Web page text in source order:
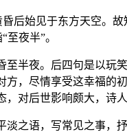
后始见于东方天空。
至夜半”。
半夜。后四句是以玩
方，尽情享受这幸福
对后世影响颇大，诗
淡之语，写常见之事，